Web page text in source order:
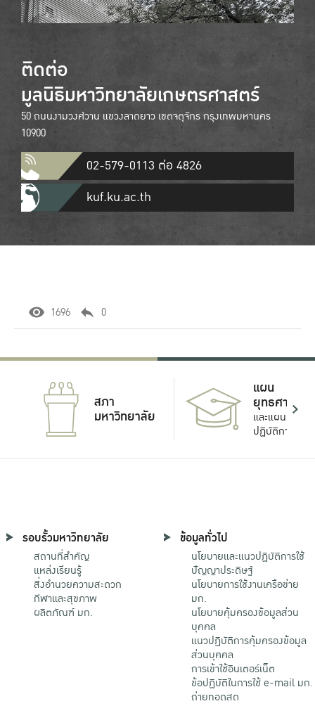
ติดต่อ
มูลนิธิมหาวิทยาลัยเกษตรศาสตร์
50 ถนนงามวงศ์วาน แขวงลาดยาว เขตจตุจักร กรุงเทพมหานคร
10900
02-579-0113 ต่อ 4826
kuf.ku.ac.th
1696 0
สภา
มหาวิทยาลัย
แผน
ยุทธศาสตร์
และแผน
ปฏิบัติการ
รอบรั้วมหาวิทยาลัย
สถานที่สำคัญ
แหล่งเรียนรู้
สิ่งอำนวยความสะดวก
กีฬาและสุขภาพ
ผลิตภัณฑ์ มก.
ข้อมูลทั่วไป
นโยบายและแนวปฏิบัติการใช้
ปัญญาประดิษฐ์
นโยบายการใช้งานเครือข่าย
มก.
นโยบายคุ้มครองข้อมูลส่วน
บุคคล
แนวปฏิบัติการคุ้มครองข้อมูล
ส่วนบุคคล
การเข้าใช้อินเตอร์เน็ต
ข้อปฏิบัติในการใช้ e-mail มก.
ถ่ายทอดสด